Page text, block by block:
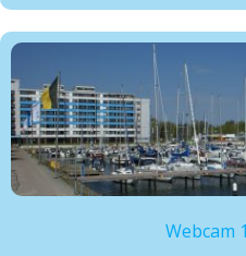
Webcam